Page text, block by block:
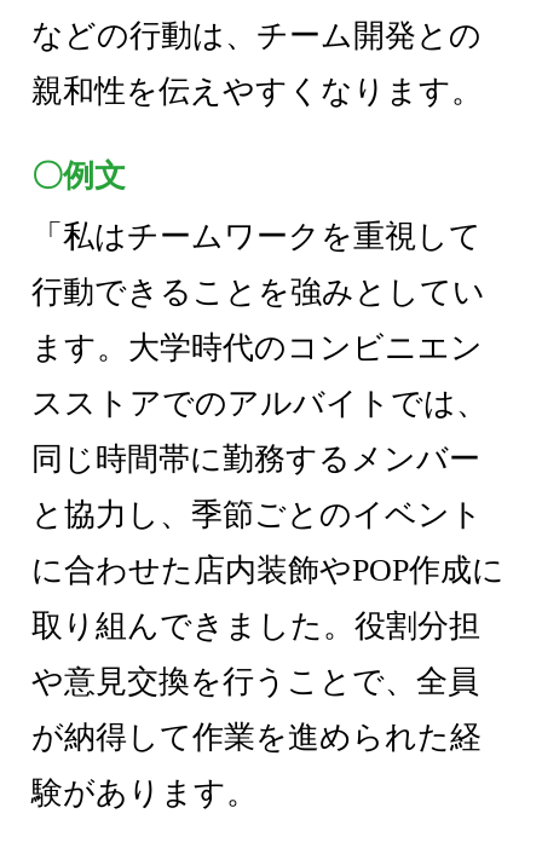
などの行動は、チーム開発との
親和性を伝えやすくなります。
〇例文
「私はチームワークを重視して
行動できることを強みとしてい
ます。大学時代のコンビニエン
スストアでのアルバイトでは、
同じ時間帯に勤務するメンバー
と協力し、季節ごとのイベント
に合わせた店内装飾やPOP作成に
取り組んできました。役割分担
や意見交換を行うことで、全員
が納得して作業を進められた経
験があります。